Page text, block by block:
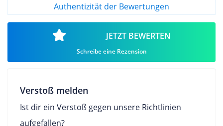
Authentizität der Bewertungen
JETZT BEWERTEN
Schreibe eine Rezension
Verstoß melden
Ist dir ein Verstoß gegen unsere Richtlinien
aufgefallen?